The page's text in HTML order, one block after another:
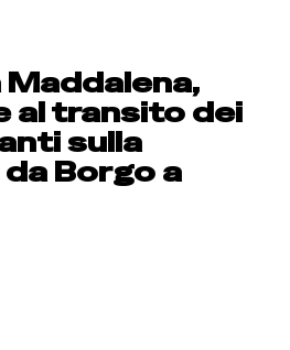
Maddalena,
al transito dei
sulla
Borgo a